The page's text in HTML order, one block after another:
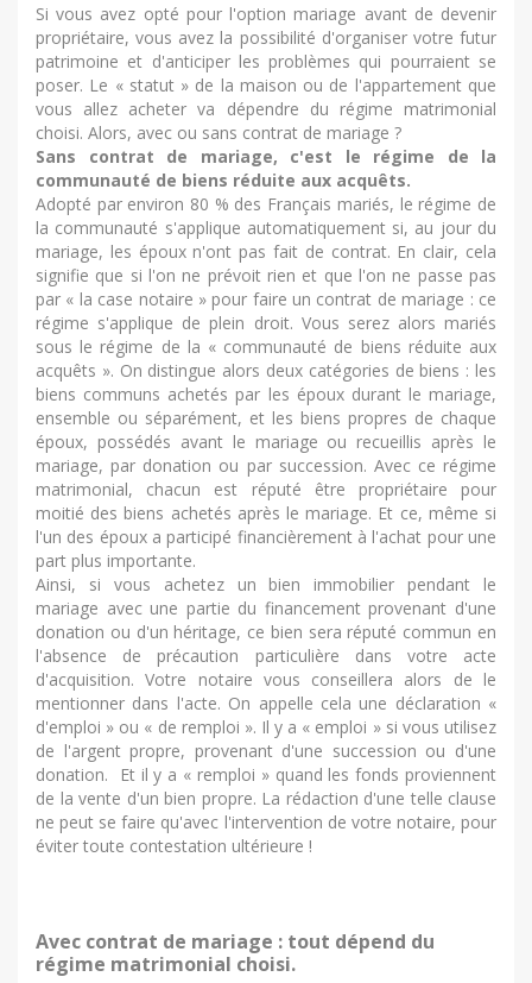
Si vous avez opté pour l'option mariage avant de devenir
propriétaire, vous avez la possibilité d'organiser votre futur
patrimoine et d'anticiper les problèmes qui pourraient se
poser. Le « statut » de la maison ou de l'appartement que
vous allez acheter va dépendre du régime matrimonial
choisi. Alors, avec ou sans contrat de mariage ?
Sans contrat de mariage, c'est le régime de la
communauté de biens réduite aux acquêts.
Adopté par environ 80 % des Français mariés, le régime de
la communauté s'applique automatiquement si, au jour du
mariage, les époux n'ont pas fait de contrat. En clair, cela
signifie que si l'on ne prévoit rien et que l'on ne passe pas
par « la case notaire » pour faire un contrat de mariage : ce
régime s'applique de plein droit. Vous serez alors mariés
sous le régime de la « communauté de biens réduite aux
acquêts ». On distingue alors deux catégories de biens : les
biens communs achetés par les époux durant le mariage,
ensemble ou séparément, et les biens propres de chaque
époux, possédés avant le mariage ou recueillis après le
mariage, par donation ou par succession. Avec ce régime
matrimonial, chacun est réputé être propriétaire pour
moitié des biens achetés après le mariage. Et ce, même si
l'un des époux a participé financièrement à l'achat pour une
part plus importante.
Ainsi, si vous achetez un bien immobilier pendant le
mariage avec une partie du financement provenant d'une
donation ou d'un héritage, ce bien sera réputé commun en
l'absence de précaution particulière dans votre acte
d'acquisition. Votre notaire vous conseillera alors de le
mentionner dans l'acte. On appelle cela une déclaration «
d'emploi » ou « de remploi ». Il y a « emploi » si vous utilisez
de l'argent propre, provenant d'une succession ou d'une
donation. Et il y a « remploi » quand les fonds proviennent
de la vente d'un bien propre. La rédaction d'une telle clause
ne peut se faire qu'avec l'intervention de votre notaire, pour
éviter toute contestation ultérieure !
Avec contrat de mariage : tout dépend du
régime matrimonial choisi.